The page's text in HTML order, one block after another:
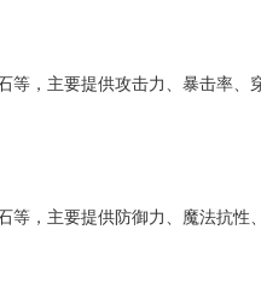
，主要提供攻击力、暴击率、
，主要提供防御力、魔法抗性